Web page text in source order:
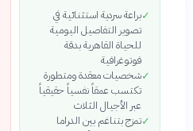
✓براعة سردية استثنائية في
تصوير التفاصيل اليومية
للحياة القاهرية بدقة
فوتوغرافية
✓شخصيات معقدة ومتطورة
تكتسب عمقاً نفسياً حقيقياً
عبر الأجيال الثلاث
✓تمزج بتناغم بين الدراما